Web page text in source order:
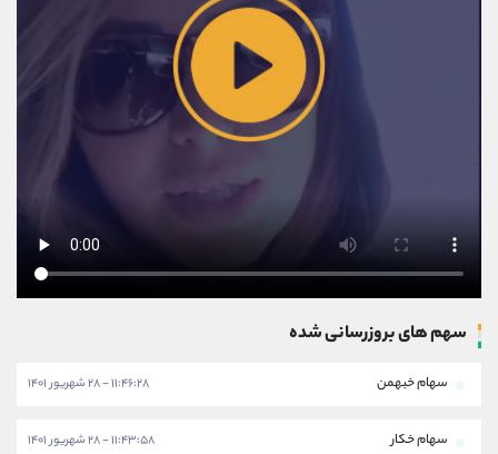
سهم های بروزرسانی شده
سهام خبهمن ۱۱:۴۶:۲۸ - ۲۸ شهریور ۱۴۰۱
سهام خکار ۱۱:۴۳:۵۸ - ۲۸ شهریور ۱۴۰۱